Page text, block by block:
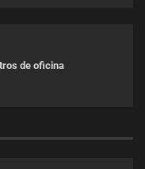
de oficina